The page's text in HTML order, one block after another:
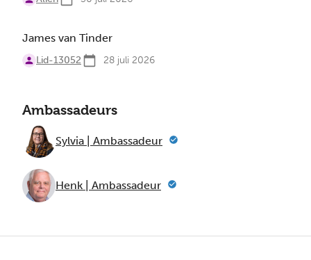
James van Tinder
Lid-13052 28 juli 2026
Ambassadeurs
Sylvia | Ambassadeur
Henk | Ambassadeur